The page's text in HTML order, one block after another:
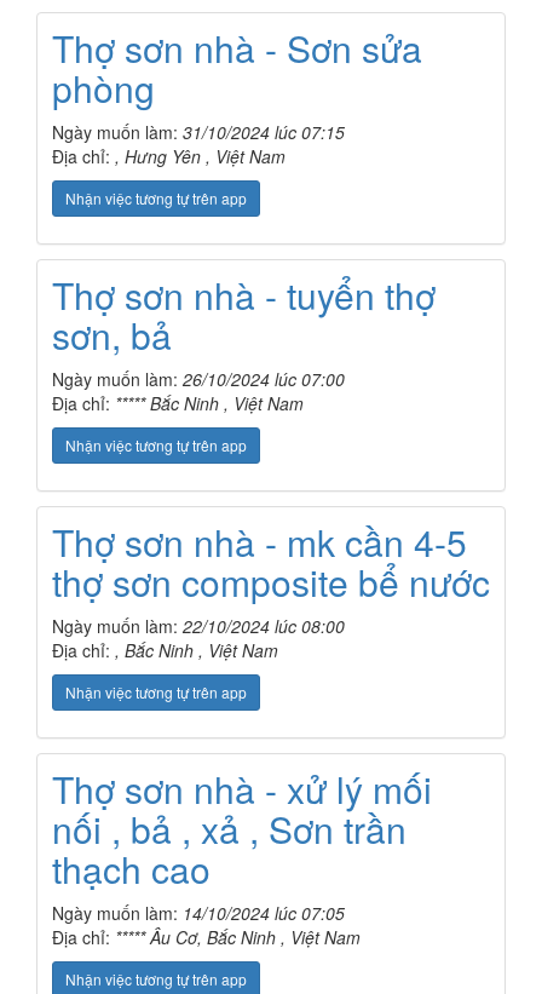
Thợ sơn nhà - Sơn sửa
phòng
Ngày muốn làm: 31/10/2024 lúc 07:15
Địa chỉ: , Hưng Yên , Việt Nam
Nhận việc tương tự trên app
Thợ sơn nhà - tuyển thợ
sơn, bả
Ngày muốn làm: 26/10/2024 lúc 07:00
Địa chỉ: ***** Bắc Ninh , Việt Nam
Nhận việc tương tự trên app
Thợ sơn nhà - mk cần 4-5
thợ sơn composite bể nước
Ngày muốn làm: 22/10/2024 lúc 08:00
Địa chỉ: , Bắc Ninh , Việt Nam
Nhận việc tương tự trên app
Thợ sơn nhà - xử lý mối
nối , bả , xả , Sơn trần
thạch cao
Ngày muốn làm: 14/10/2024 lúc 07:05
Địa chỉ: ***** Âu Cơ, Bắc Ninh , Việt Nam
Nhận việc tương tự trên app